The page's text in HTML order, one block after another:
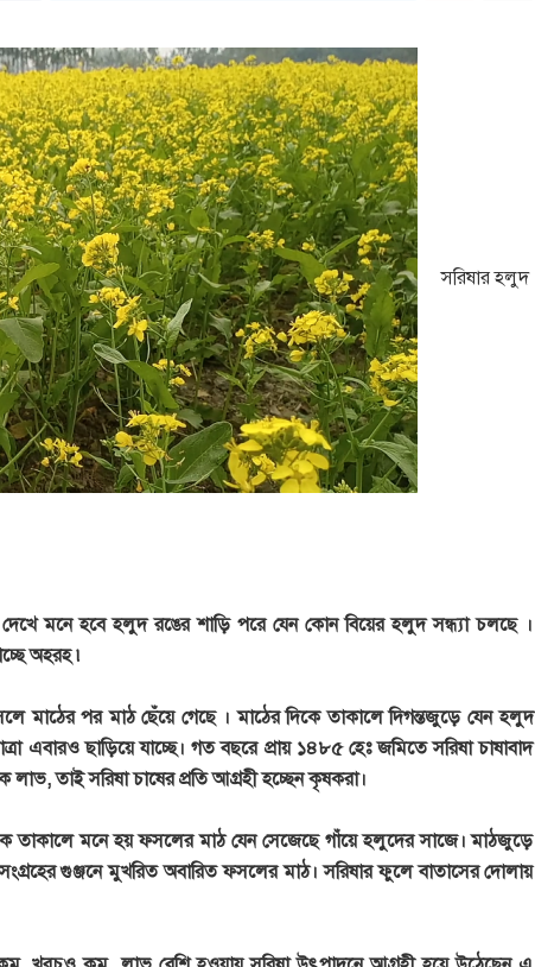
সরিষার হলুদ
দেখে মনে হবে হলুদ রঙের শাড়ি পরে যেন কোন বিয়ের হলুদ সন্ধ্যা চলছে ।
অহরহ ৷
মাঠের পর মাঠ ছেঁয়ে গেছে । মাঠের দিকে তাকালে দিগন্তজুড়ে যেন হলুদ
এবারও ছাড়িয়ে যাচ্ছে। গত বছরে প্রায় ১৪৮৫ হেঃ জমিতে সরিষা চাষাবাদ
তাই সরিষা চাষের প্রতি আগ্রহী হচ্ছেন কৃষকরা।
তাকালে মনে হয় ফসলের মাঠ যেন সেজেছে গাঁয়ে হলুদের সাজে। মাঠজুড়ে
গুঞ্জনে মুখরিত অবারিত ফসলের মাঠ। সরিষার ফুলে বাতাসের দোলায়